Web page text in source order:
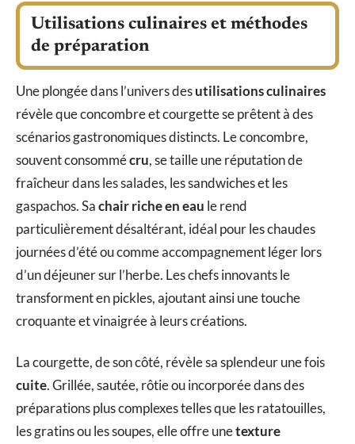
Utilisations culinaires et méthodes
de préparation
Une plongée dans l’univers desutilisations culinaires
révèle que concombre et courgette se prêtent à des
scénarios gastronomiques distincts. Le concombre,
souvent consommécru, se taille une réputation de
fraîcheur dans les salades, les sandwiches et les
gaspachos. Sachair riche en eau le rend
particulièrement désaltérant, idéal pour les chaudes
journées d’été ou comme accompagnement léger lors
d’un déjeuner sur l’herbe. Les chefs innovants le
transforment en pickles, ajoutant ainsi une touche
croquante et vinaigrée à leurs créations.
La courgette, de son côté, révèle sa splendeur une fois
cuite. Grillée, sautée, rôtie ou incorporée dans des
préparations plus complexes telles que les ratatouilles,
les gratins ou les soupes, elle offre unetexture